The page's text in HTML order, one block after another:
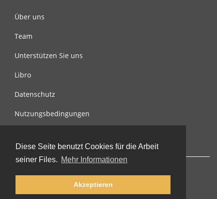
Diese Seite benutzt Cookies für die Arbeit
seiner Files. Mehr Informationen
Akzeptieren
Über uns
Team
Unterstützen Sie uns
Libro
Datenschutz
Nutzungsbedingungen
© 2002-2026 lernu.net |Impressum